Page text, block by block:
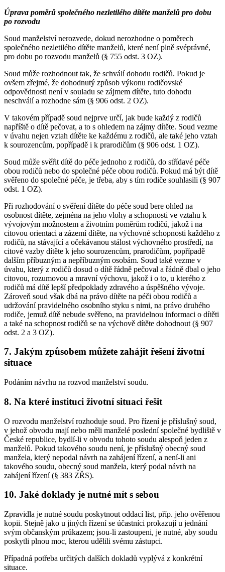
Úprava poměrů společného nezletilého dítěte manželů pro dobu
po rozvodu
Soud manželství nerozvede, dokud nerozhodne o poměrech
společného nezletilého dítěte manželů, které není plně svéprávné,
pro dobu po rozvodu manželů (§ 755 odst. 3 OZ).
Soud může rozhodnout tak, že schválí dohodu rodičů. Pokud je
ovšem zřejmé, že dohodnutý způsob výkonu rodičovské
odpovědnosti není v souladu se zájmem dítěte, tuto dohodu
neschválí a rozhodne sám (§ 906 odst. 2 OZ).
V takovém případě soud nejprve určí, jak bude každý z rodičů
napříště o dítě pečovat, a to s ohledem na zájmy dítěte. Soud vezme
v úvahu nejen vztah dítěte ke každému z rodičů, ale také jeho vztah
k sourozencům, popřípadě i k prarodičům (§ 906 odst. 1 OZ).
Soud může svěřit dítě do péče jednoho z rodičů, do střídavé péče
obou rodičů nebo do společné péče obou rodičů. Pokud má být dítě
svěřeno do společné péče, je třeba, aby s tím rodiče souhlasili (§ 907
odst. 1 OZ).
Při rozhodování o svěření dítěte do péče soud bere ohled na
osobnost dítěte, zejména na jeho vlohy a schopnosti ve vztahu k
vývojovým možnostem a životním poměrům rodičů, jakož i na
citovou orientaci a zázemí dítěte, na výchovné schopnosti každého z
rodičů, na stávající a očekávanou stálost výchovného prostředí, na
citové vazby dítěte k jeho sourozencům, prarodičům, popřípadě
dalším příbuzným a nepříbuzným osobám. Soud také vezme v
úvahu, který z rodičů dosud o dítě řádně pečoval a řádně dbal o jeho
citovou, rozumovou a mravní výchovu, jakož i o to, u kterého z
rodičů má dítě lepší předpoklady zdravého a úspěšného vývoje.
Zároveň soud však dbá na právo dítěte na péči obou rodičů a
udržování pravidelného osobního styku s nimi, na právo druhého
rodiče, jemuž dítě nebude svěřeno, na pravidelnou informaci o dítěti
a také na schopnost rodičů se na výchově dítěte dohodnout (§ 907
odst. 2 a 3 OZ).
7. Jakým způsobem můžete zahájit řešení životní
situace
Podáním návrhu na rozvod manželství soudu.
8. Na které instituci životní situaci řešit
O rozvodu manželství rozhoduje soud. Pro řízení je příslušný soud,
v jehož obvodu mají nebo měli manželé poslední společné bydliště v
České republice, bydlí-li v obvodu tohoto soudu alespoň jeden z
manželů. Pokud takového soudu není, je příslušný obecný soud
manžela, který nepodal návrh na zahájení řízení, a není-li ani
takového soudu, obecný soud manžela, který podal návrh na
zahájení řízení (§ 383 ZŘS).
10. Jaké doklady je nutné mít s sebou
Zpravidla je nutné soudu poskytnout oddací list, příp. jeho ověřenou
kopii. Stejně jako u jiných řízení se účastníci prokazují u jednání
svým občanským průkazem; jsou-li zastoupeni, je nutné, aby soudu
poskytli plnou moc, kterou udělili svému zástupci.
Případná potřeba určitých dalších dokladů vyplývá z konkrétní
situace.